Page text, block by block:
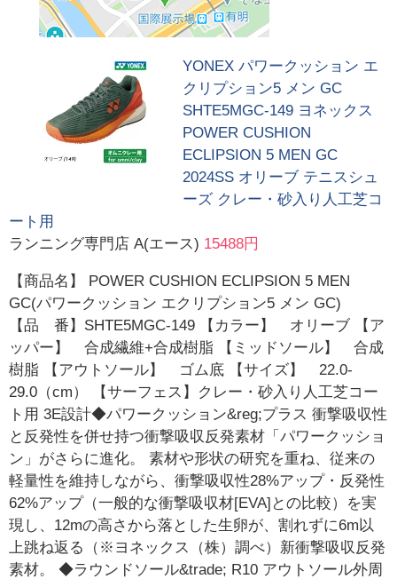
YONEX パワークッション エ
クリプション5 メン GC
SHTE5MGC-149 ヨネックス
POWER CUSHION
ECLIPSION 5 MEN GC
2024SS オリーブ テニスシュ
ーズ クレー・砂入り人工芝コ
ート用
ランニング専門店 A(エース) 15488円
【商品名】 POWER CUSHION ECLIPSION 5 MEN
GC(パワークッション エクリプション5 メン GC)
【品 番】SHTE5MGC-149 【カラー】 オリーブ 【ア
ッパー】 合成繊維+合成樹脂 【ミッドソール】 合成
樹脂 【アウトソール】 ゴム底 【サイズ】 22.0-
29.0（cm） 【サーフェス】クレー・砂入り人工芝コー
ト用 3E設計◆パワークッション&reg;プラス 衝撃吸収性
と反発性を併せ持つ衝撃吸収反発素材「パワークッショ
ン」がさらに進化。 素材や形状の研究を重ね、従来の
軽量性を維持しながら、衝撃吸収性28%アップ・反発性
62%アップ（一般的な衝撃吸収材[EVA]との比較）を実
現し、12mの高さから落とした生卵が、割れずに6m以
上跳ね返る（※ヨネックス（株）調べ）新衝撃吸収反発
素材。 ◆ラウンドソール&trade; R10 アウトソール外周